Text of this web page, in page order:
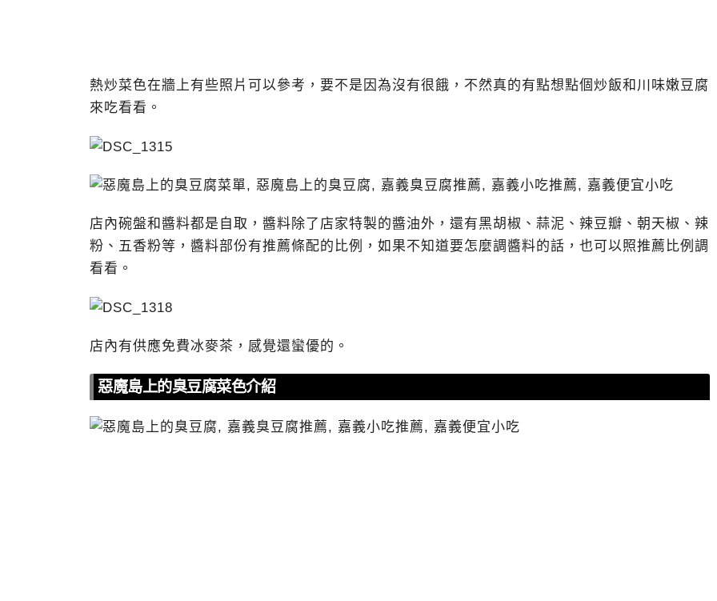
熱炒菜色在牆上有些照片可以參考，要不是因為沒有很餓，不然真的有點想點個炒飯和川味嫩豆腐
來吃看看。
店內碗盤和醬料都是自取，醬料除了店家特製的醬油外，還有黑胡椒、蒜泥、辣豆瓣、朝天椒、辣
粉、五香粉等，醬料部份有推薦條配的比例，如果不知道要怎麼調醬料的話，也可以照推薦比例調
看看。
店內有供應免費冰麥茶，感覺還蠻優的。
惡魔島上的臭豆腐菜色介紹